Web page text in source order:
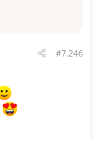
#7.246